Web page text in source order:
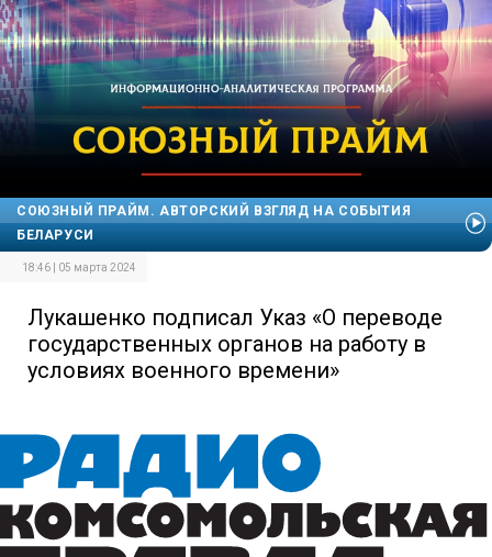
СОЮЗНЫЙ ПРАЙМ. АВТОРСКИЙ ВЗГЛЯД НА СОБЫТИЯ
БЕЛАРУСИ
18:46 | 05 марта 2024
Лукашенко подписал Указ «О переводе
государственных органов на работу в
условиях военного времени»